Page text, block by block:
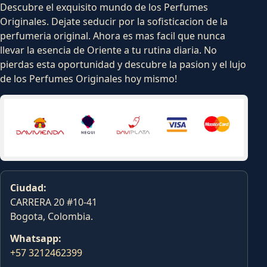
Descubre el exquisito mundo de los Perfumes
Originales. Dejate seducir por la sofisticacion de la
perfumeria original. Ahora es mas facil que nunca
llevar la esencia de Oriente a tu rutina diaria. No
pierdas esta oportunidad y descubre la pasion y el lujo
de los Perfumes Originales hoy mismo!
Ciudad:
CARRERA 20 #10-41
Bogota, Colombia.
Whatsapp:
+57 3212462399